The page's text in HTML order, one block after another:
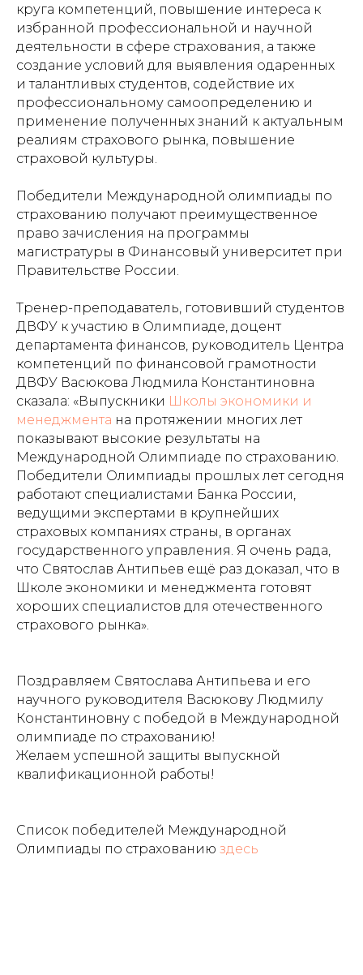
круга компетенций, повышение интереса к
избранной профессиональной и научной
деятельности в сфере страхования, а также
создание условий для выявления одаренных
и талантливых студентов, содействие их
профессиональному самоопределению и
применение полученных знаний к актуальным
реалиям страхового рынка, повышение
страховой культуры.
Победители Международной олимпиады по
страхованию получают преимущественное
право зачисления на программы
магистратуры в Финансовый университет при
Правительстве России.
Тренер-преподаватель, готовивший студентов
ДВФУ к участию в Олимпиаде, доцент
департамента финансов, руководитель Центра
компетенций по финансовой грамотности
ДВФУ Васюкова Людмила Константиновна
сказала: «Выпускники Школы экономики и
менеджмента на протяжении многих лет
показывают высокие результаты на
Международной Олимпиаде по страхованию.
Победители Олимпиады прошлых лет сегодня
работают специалистами Банка России,
ведущими экспертами в крупнейших
страховых компаниях страны, в органах
государственного управления. Я очень рада,
что Святослав Антипьев ещё раз доказал, что в
Школе экономики и менеджмента готовят
хороших специалистов для отечественного
страхового рынка».
Поздравляем Святослава Антипьева и его
научного руководителя Васюкову Людмилу
Константиновну с победой в Международной
олимпиаде по страхованию!
Желаем успешной защиты выпускной
квалификационной работы!
Список победителей Международной
Олимпиады по страхованию здесь